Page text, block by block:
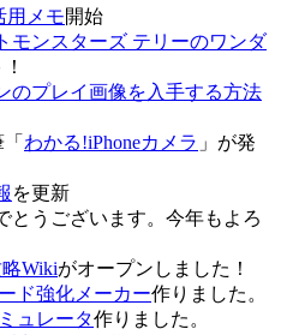
用メモ開始
モンスターズ テリーのワンダ
のプレイ画像を入手する方法
わかる!iPhoneカメラ 」が発
を更新
とうございます。今年もよろ
Wikiがオープンしました！
ド強化メーカー作りました。
ュレータ作りました。